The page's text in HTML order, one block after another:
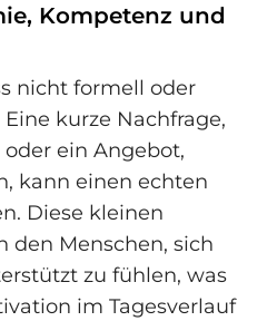
Kompetenz und
nicht formell oder
kurze Nachfrage,
ein Angebot,
kann einen echten
Diese kleinen
den Menschen, sich
zu fühlen, was
im Tagesverlauf